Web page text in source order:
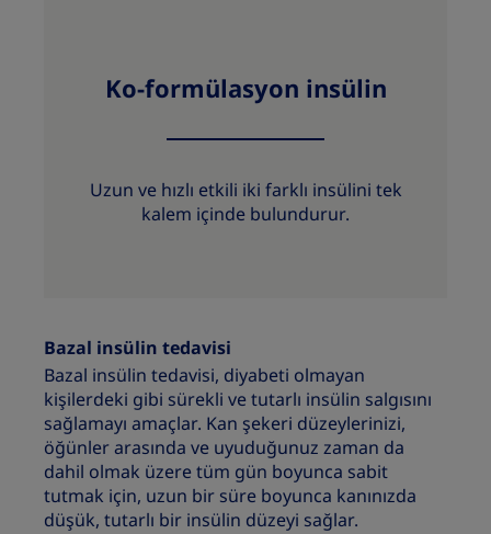
Ko‑formülasyon insülin
Uzun ve hızlı etkili iki farklı insülini tek
kalem içinde bulundurur.
Bazal insülin tedavisi
Bazal insülin tedavisi, diyabeti olmayan
kişilerdeki gibi sürekli ve tutarlı insülin salgısını
sağlamayı amaçlar. Kan şekeri düzeylerinizi,
öğünler arasında ve uyuduğunuz zaman da
dahil olmak üzere tüm gün boyunca sabit
tutmak için, uzun bir süre boyunca kanınızda
düşük, tutarlı bir insülin düzeyi sağlar.